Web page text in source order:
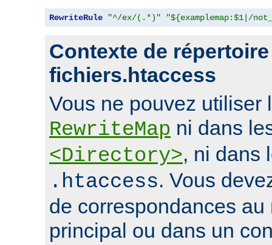
RewriteRule "^/ex/(.*)" "${examplemap:$1|/
Contexte de
fichiers.htaccess
Vous ne pouvez utiliser
RewriteMap ni dans
<Directory>, ni dans
.htaccess. Vous
de correspondances
principal ou dans un